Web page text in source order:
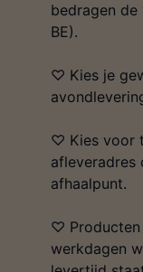
bedragen
BE).
♡ Kies je
♡ Kies voor
afleveradres
afhaalpunt.
♡ Producten
werkdagen